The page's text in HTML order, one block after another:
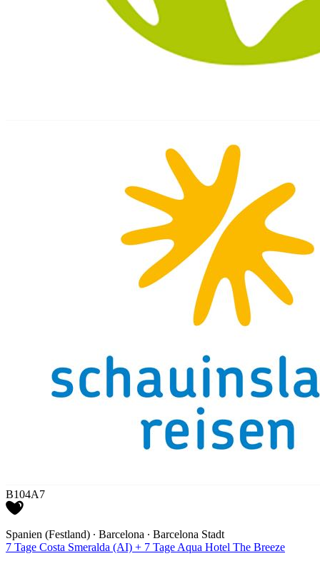
B104A7
Spanien (Festland) ∙ Barcelona ∙ Barcelona Stadt
7 Tage Costa Smeralda (AI) + 7 Tage Aqua Hotel The Breeze